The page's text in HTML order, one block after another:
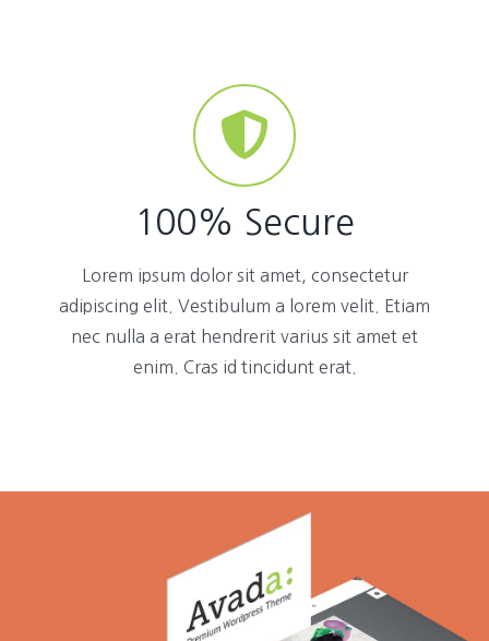
100% Secure
Lorem ipsum dolor sit amet, consectetur
adipiscing elit. Vestibulum a lorem velit. Etiam
nec nulla a erat hendrerit varius sit amet et
enim. Cras id tincidunt erat.